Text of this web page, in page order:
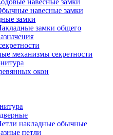
навесные замки
навесные замки
замки
замки общего
механизмы секретности
окон
накладные обычные
петли